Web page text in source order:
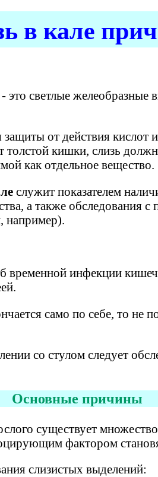
в кале
- это светлые желеобразные
от действия кислот
толстой кишки, слизь
как отдельное вещество.
служит показателем
а также обследования
например).
временной инфекции
само по себе, то не
со стулом следует
Основные причины
существует
фактором
слизистых выделений: